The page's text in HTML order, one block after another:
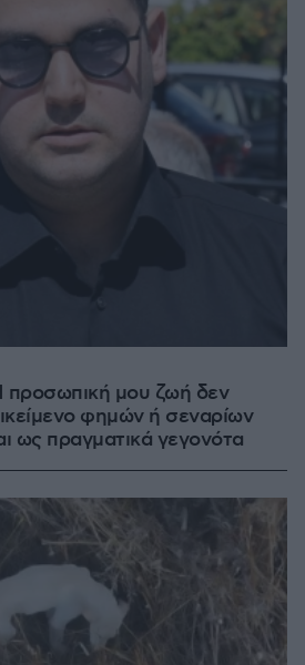
προσωπική μου ζωή δεν
φημών ή σεναρίων
ως πραγματικά γεγονότα